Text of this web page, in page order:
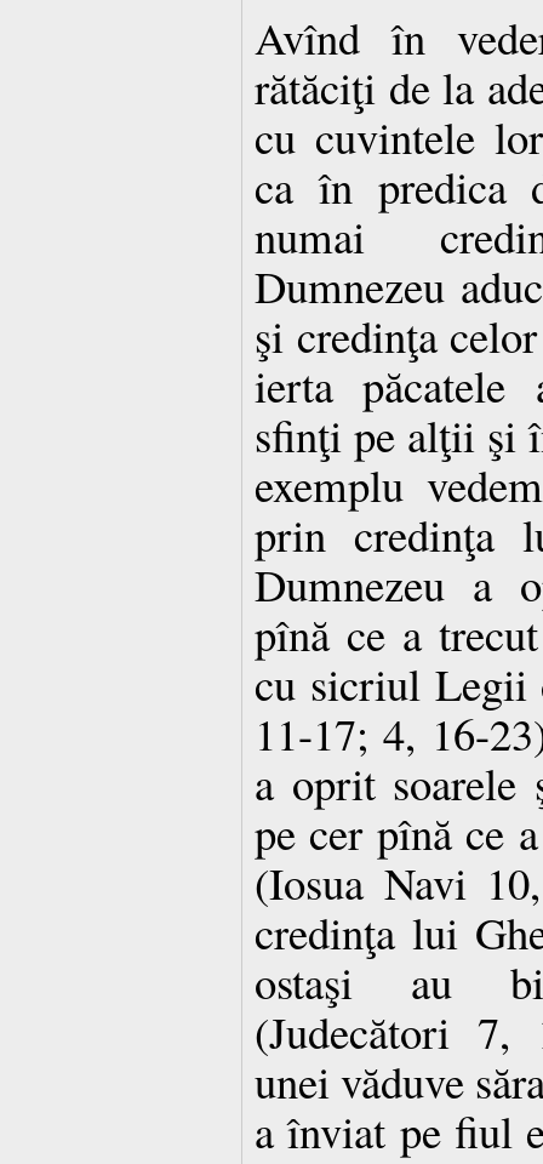
Avînd în
rătăciţi de la
cu cuvintele
ca în predica
numai
Dumnezeu
şi credinţa
ierta
sfinţi pe alţii şi
exemplu
prin credinţa
Dumnezeu a
pînă ce a
cu sicriul Legii
11-17; 4, 16-
a oprit
pe cer pînă ce
(Iosua Navi
credinţa lui
ostaşi au
(Judecători 7,
unei văduve
a înviat pe fiul